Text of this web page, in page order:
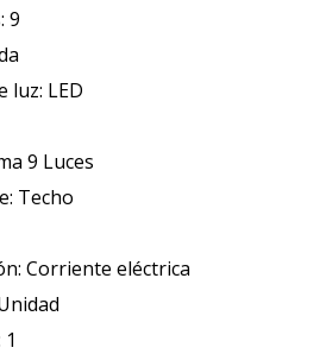
9
luz: LED
9 Luces
Techo
Corriente eléctrica